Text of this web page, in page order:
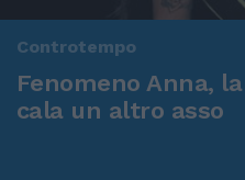
Controtempo
Fenomeno Anna,
cala un altro asso